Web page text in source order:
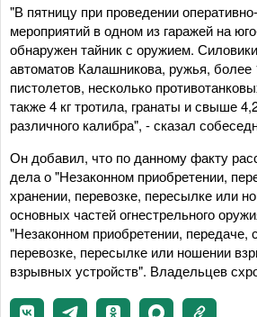
"В пятницу при проведении
мероприятий в одном из гаражей на
обнаружен тайник с оружием.
автоматов Калашникова, ружья, более
пистолетов, несколько
также 4 кг тротила, гранаты и свыше
различного калибра", - сказал
Он добавил, что по данному факту
дела о "Незаконном приобретении,
хранении, перевозке, пересылке или
основных частей огнестрельного
"Незаконном приобретении, передаче,
перевозке, пересылке или ношении
взрывных устройств". Владельцев